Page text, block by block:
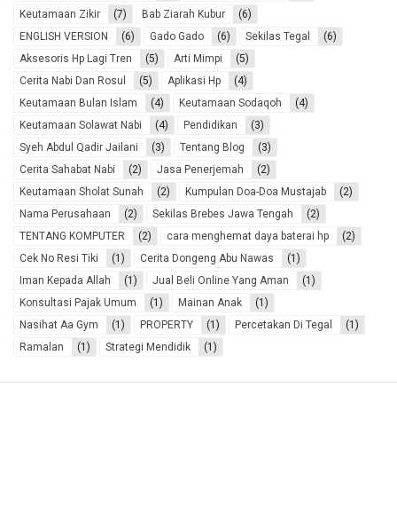
Rosul
12.Keutamaan
Membaca Alqur’an
13.Aplikasi Yang Unik
14.Keutamaan
Sodaqoh
15.Keutamaan
Membaca Solawat
16.Jual Beli Online
17.Tempat Grosir
18.Cerita Sahabat Nabi
19.Keutamaan Bulan
Islam
20.Grosir Aksesoris
21.Do’a Mustajab
22.Cek No Resi JNE
Keutamaan Zikir
(7) Bab Ziarah Kubur
(6)
ENGLISH VERSION
(6) Gado Gado (6) Sekilas Tegal
(6)
Aksesoris Hp Lagi Tren
(5) Arti Mimpi
(5)
Cerita Nabi Dan Rosul
(5) Aplikasi Hp
(4)
Keutamaan Bulan Islam
(4) Keutamaan Sodaqoh
(4)
Keutamaan Solawat Nabi
(4) Pendidikan
(3)
Syeh Abdul Qadir Jailani
(3) Tentang Blog
(3)
Cerita Sahabat Nabi
(2) Jasa Penerjemah
(2)
Keutamaan Sholat Sunah
(2) Kumpulan Doa-Doa Mustajab
(2)
Nama Perusahaan
(2) Sekilas Brebes Jawa Tengah
(2)
TENTANG KOMPUTER
(2) cara menghemat daya baterai hp
(2)
Cek No Resi Tiki
(1) Cerita Dongeng Abu Nawas
(1)
Iman Kepada Allah
(1) Jual Beli Online Yang Aman
(1)
Konsultasi Pajak Umum
(1) Mainan Anak
(1)
Nasihat Aa Gym
(1) PROPERTY (1) Percetakan Di Tegal
(1)
Ramalan
(1) Strategi Mendidik (1)